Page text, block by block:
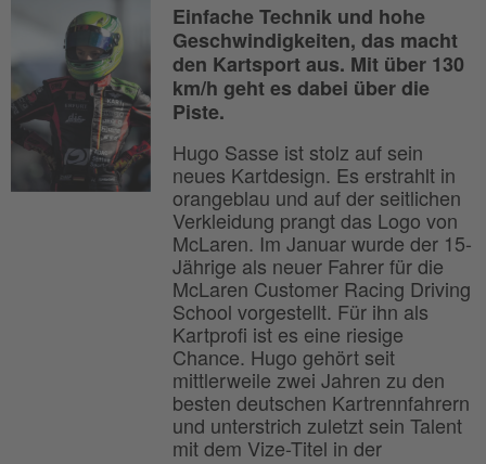
Einfache Technik und hohe
Geschwindigkeiten, das macht
den Kartsport aus. Mit über 130
km/h geht es dabei über die
Piste.
Hugo Sasse ist stolz auf sein
neues Kartdesign. Es erstrahlt in
orangeblau und auf der seitlichen
Verkleidung prangt das Logo von
McLaren. Im Januar wurde der 15-
Jährige als neuer Fahrer für die
McLaren Customer Racing Driving
School vorgestellt. Für ihn als
Kartprofi ist es eine riesige
Chance. Hugo gehört seit
mittlerweile zwei Jahren zu den
besten deutschen Kartrennfahrern
und unterstrich zuletzt sein Talent
mit dem Vize-Titel in der